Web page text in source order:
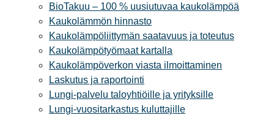
BioTakuu – 100 % uusiutuvaa kaukolämpöä
Kaukolämmön hinnasto
Kaukolämpöliittymän saatavuus ja toteutus
Kaukolämpötyömaat kartalla
Kaukolämpöverkon viasta ilmoittaminen
Laskutus ja raportointi
Lungi-palvelu taloyhtiöille ja yrityksille
Lungi-vuositarkastus kuluttajille